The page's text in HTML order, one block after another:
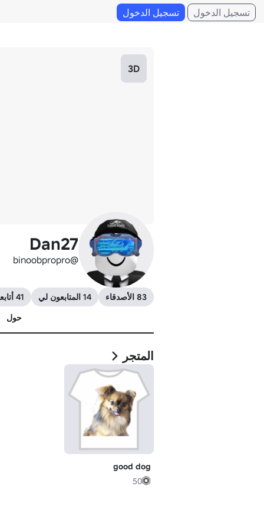
تسجيل الدخول تسجيل الدخول
3D
Dan27
@binoobpropro
83 الأصدقاء 14 المتابعون لي
41 أتابعهم
حول
المتجر
good dog
50